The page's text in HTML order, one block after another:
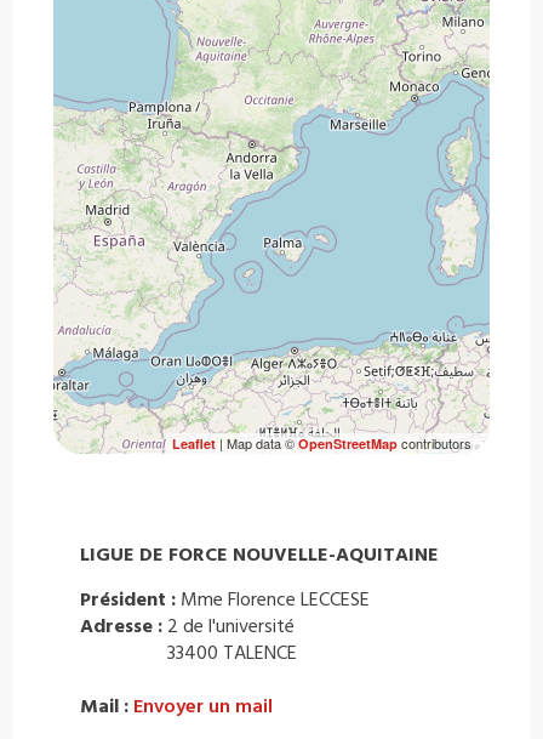
Leaflet| Map data ©OpenStreetMapcontributors
LIGUE DE FORCE NOUVELLE-AQUITAINE
Président : Mme Florence LECCESE
Adresse : 2 de l'université
33400 TALENCE
Mail : Envoyer un mail